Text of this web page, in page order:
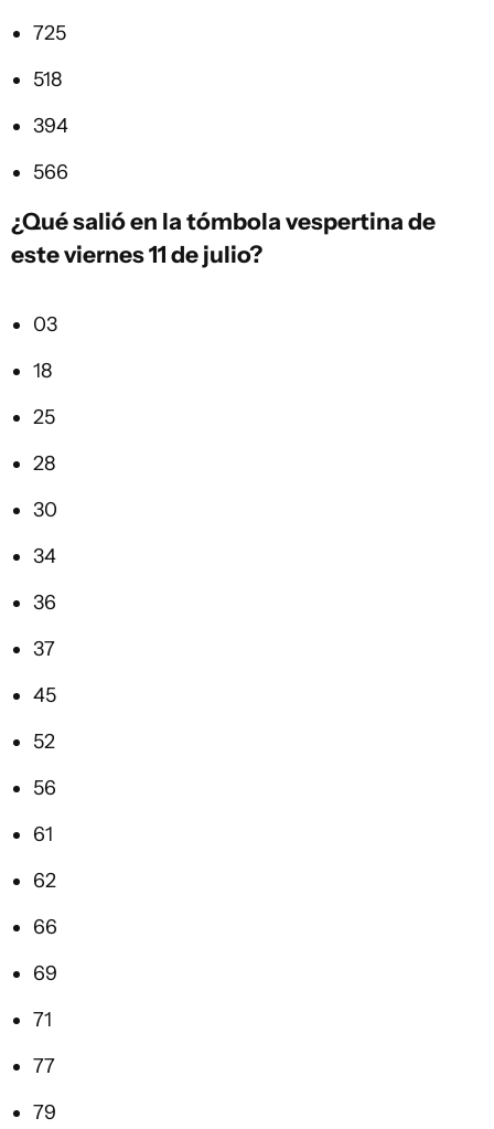
725
518
394
566
¿Qué salió en latómbola vespertinade
este viernes 11 de julio?
03
18
25
28
30
34
36
37
45
52
56
61
62
66
69
71
77
79